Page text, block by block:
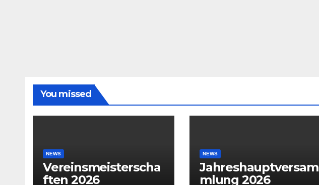
You missed
NEWS
Vereinsmeisterscha
ften 2026
NEWS
Jahreshauptversam
mlung 2026